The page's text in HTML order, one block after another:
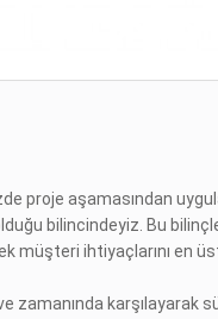
proje aşamasından
bilincindeyiz. Bu
müşteri ihtiyaçlarını en
zamanında karşılayarak